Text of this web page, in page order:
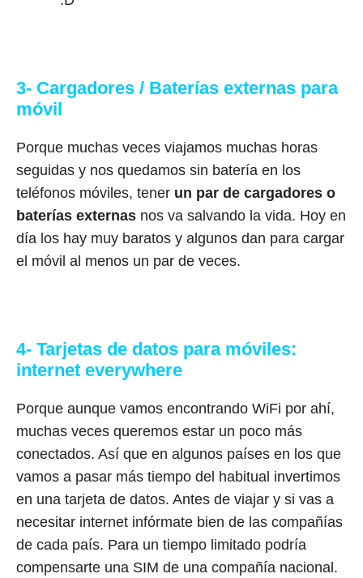
3- Cargadores / Baterías externas para
móvil
Porque muchas veces viajamos muchas horas
seguidas y nos quedamos sin batería en los
teléfonos móviles, tener un par de cargadores o
baterías externas nos va salvando la vida. Hoy en
día los hay muy baratos y algunos dan para cargar
el móvil al menos un par de veces.
4- Tarjetas de datos para móviles:
internet everywhere
Porque aunque vamos encontrando WiFi por ahí,
muchas veces queremos estar un poco más
conectados. Así que en algunos países en los que
vamos a pasar más tiempo del habitual invertimos
en una tarjeta de datos. Antes de viajar y si vas a
necesitar internet infórmate bien de las compañías
de cada país. Para un tiempo limitado podría
compensarte una SIM de una compañía nacional.